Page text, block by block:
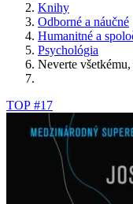
Knihy
Odborné a náučné
Humanitné a
Psychológia
Neverte
TOP #17